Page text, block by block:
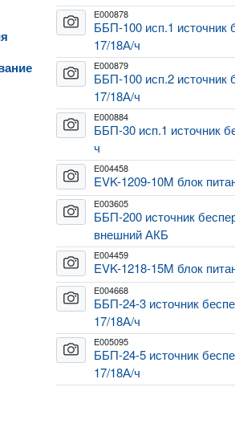
camera E000878
ББП-100 исп.1 источник
17/18А/ч
camera E000879
ББП-100 исп.2 источник
17/18А/ч
camera E000884
ББП-30 исп.1 источник
ч
camera E004458
EVK-1209-10M блок
camera E003605
ББП-200 источник
внешний АКБ
camera E004459
EVK-1218-15M блок
camera E004668
ББП-24-3 источник
17/18А/ч
camera E005095
ББП-24-5 источник
17/18А/ч